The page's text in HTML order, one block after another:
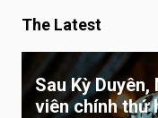
The Latest
Sau Kỳ
viên chính thứ